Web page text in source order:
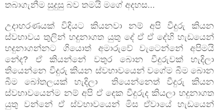
තබාගැනීම සුදුසු බව තමයි මගේ අදහස...
උදාහරණයක් විදියට කියනවා නම් අපි වීදුරු කියන
ස්වභාවය තුලින් හදුනාගත යුතු දේ ඒ ඒ දේහි හැඩයෙන්
හදුනාගන්නට ගියොත් අමාරුවේ වැටෙන්නේ අපිමයි
නේද?
ඒ කියන්නේ වතුර බොන වීදුරුවක් හැදිලා
තියෙන්නෙ වීදුරු කියන ස්වභාවයෙන් වගේම බීම බොන
බීම බෝතලයක් හැදිලා තියෙන්නෙත් වීදුරු කියන
ස්වභාවයෙන්ම නම් අපි ඒ දෙක වීදුරුද කියලා හදුනාගත
යුතු වන්නේ ඒ ස්වභාවයෙන් මිස ඒවායේ හැඩයෙන්